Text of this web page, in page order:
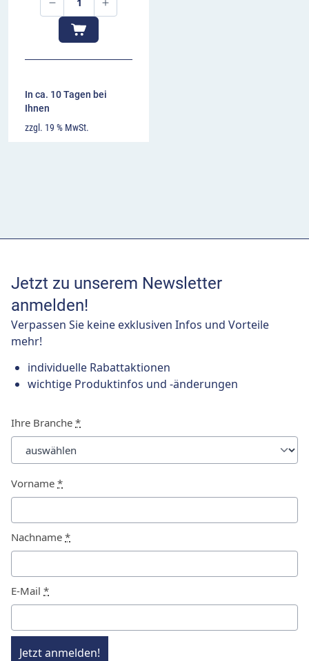
In ca. 10 Tagen bei
Ihnen
zzgl. 19 % MwSt.
Jetzt zu unserem Newsletter
anmelden!
Verpassen Sie keine exklusiven Infos und Vorteile
mehr!
individuelle Rabattaktionen
wichtige Produktinfos und -änderungen
Ihre Branche *
Vorname *
Nachname *
E-Mail *
Jetzt anmelden!